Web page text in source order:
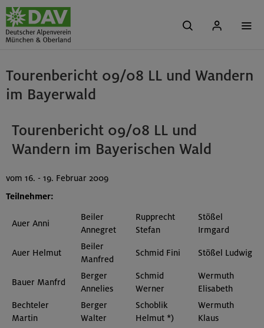
Tourenbericht 09/08 LL und Wandern
im Bayerwald
Tourenbericht 09/08 LL und
Wandern im Bayerischen Wald
vom 16. - 19. Februar 2009
Teilnehmer:
Auer Anni
Beiler
Annegret
Rupprecht
Stefan
Stößel
Irmgard
Auer Helmut
Beiler
Manfred
Schmid Fini Stößel Ludwig
Bauer Manfrd
Berger
Annelies
Schmid
Werner
Wermuth
Elisabeth
Bechteler
Martin
Berger
Walter
Schoblik
Helmut *)
Wermuth
Klaus